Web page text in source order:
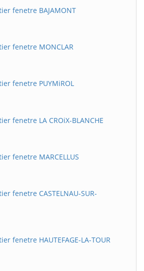
fenetre BAJAMONT
fenetre MONCLAR
fenetre PUYMiROL
fenetre LA CROiX-BLANCHE
fenetre MARCELLUS
fenetre CASTELNAU-SUR-
fenetre HAUTEFAGE-LA-TOUR